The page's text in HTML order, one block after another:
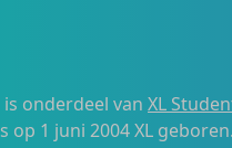
onderdeel van XL
op 1 juni 2004 XL